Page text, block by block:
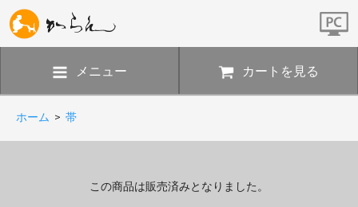
メニュー カートを見る
ホーム > 帯
この商品は販売済みとなりました。